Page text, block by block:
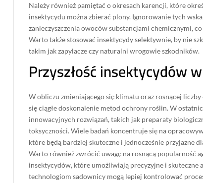
Należy również pamiętać o okresach karencji, które
insektycydu można zbierać plony. Ignorowanie tych
zanieczyszczenia owoców substancjami chemicznymi,
Warto także stosować insektycydy selektywnie, by nie
takim jak zapylacze czy naturalni wrogowie szkodników.
Przyszłość insektycydów
W obliczu zmieniającego się klimatu oraz rosnącej
się ciągłe doskonalenie metod ochrony roślin. W
innowacyjnych rozwiązań, takich jak preparaty
toksyczności. Wiele badań koncentruje się na
które będą bardziej skuteczne i jednocześnie przyjazne
Warto również zwrócić uwagę na rosnącą popularność
insektycydów, które umożliwiają precyzyjne i skuteczne
technologiom sadownicy mogą lepiej kontrolować